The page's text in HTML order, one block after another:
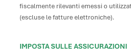
fiscalmente rilevanti emessi o
(escluse le fatture elettroniche).
IMPOSTA SULLE ASSICURAZIONI